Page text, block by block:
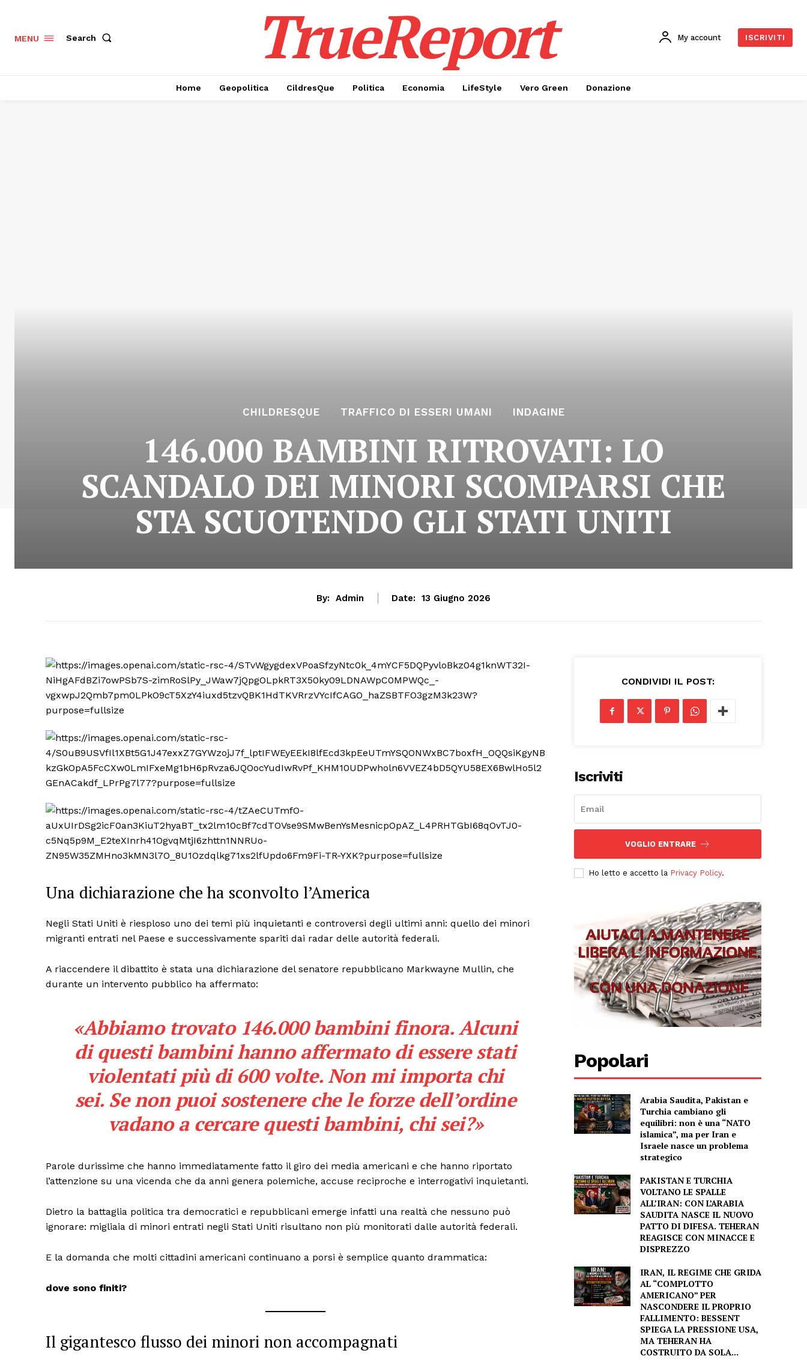
I cittadini sono le
TrueReport
Politica
MENU Search TrueReport My account ISCRIVITI
Home Geopolitica CildresQue Politica Economia LifeStyle Vero Green Donazione
CHILDRESQUE TRAFFICO DI ESSERI UMANI INDAGINE
146.000 BAMBINI RITROVATI: LO
SCANDALO DEI MINORI SCOMPARSI CHE
STA SCUOTENDO GLI STATI UNITI
By: Admin Date: 13 Giugno 2026
Una dichiarazione che ha sconvolto l’America
Negli Stati Uniti è riesploso uno dei temi più inquietanti e controversi degli ultimi anni: quello dei minori
migranti entrati nel Paese e successivamente spariti dai radar delle autorità federali.
A riaccendere il dibattito è stata una dichiarazione del senatore repubblicano Markwayne Mullin, che
durante un intervento pubblico ha affermato:
«Abbiamo trovato 146.000 bambini finora. Alcuni
di questi bambini hanno affermato di essere stati
violentati più di 600 volte. Non mi importa chi
sei. Se non puoi sostenere che le forze dell’ordine
vadano a cercare questi bambini, chi sei?»
Parole durissime che hanno immediatamente fatto il giro dei media americani e che hanno riportato
l’attenzione su una vicenda che da anni genera polemiche, accuse reciproche e interrogativi inquietanti.
Dietro la battaglia politica tra democratici e repubblicani emerge infatti una realtà che nessuno può
ignorare: migliaia di minori entrati negli Stati Uniti risultano non più monitorati dalle autorità federali.
E la domanda che molti cittadini americani continuano a porsi è semplice quanto drammatica:
dove sono finiti?
Il gigantesco flusso dei minori non accompagnati
CONDIVIDI IL POST:
Iscriviti
VOGLIO ENTRARE
Ho letto e accetto la Privacy Policy.
Popolari
Arabia Saudita, Pakistan e
Turchia cambiano gli
equilibri: non è una “NATO
islamica”, ma per Iran e
Israele nasce un problema
strategico
PAKISTAN E TURCHIA
VOLTANO LE SPALLE
ALL’IRAN: CON L’ARABIA
SAUDITA NASCE IL NUOVO
PATTO DI DIFESA. TEHERAN
REAGISCE CON MINACCE E
DISPREZZO
IRAN, IL REGIME CHE GRIDA
AL “COMPLOTTO
AMERICANO” PER
NASCONDERE IL PROPRIO
FALLIMENTO: BESSENT
SPIEGA LA PRESSIONE USA,
MA TEHERAN HA
COSTRUITO DA SOLA...